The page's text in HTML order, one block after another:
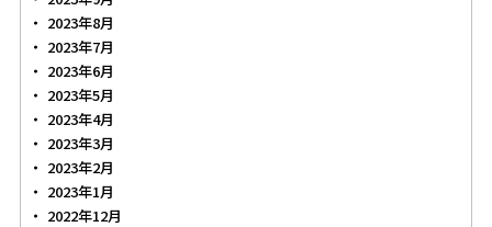
2023年8月
2023年7月
2023年6月
2023年5月
2023年4月
2023年3月
2023年2月
2023年1月
2022年12月